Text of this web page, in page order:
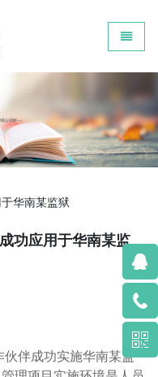
- go to homepage
Toggle
华南某监狱
功应用于华南某监
伴成功实施华南某监